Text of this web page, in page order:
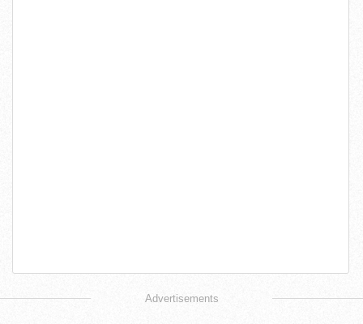
Advertisements